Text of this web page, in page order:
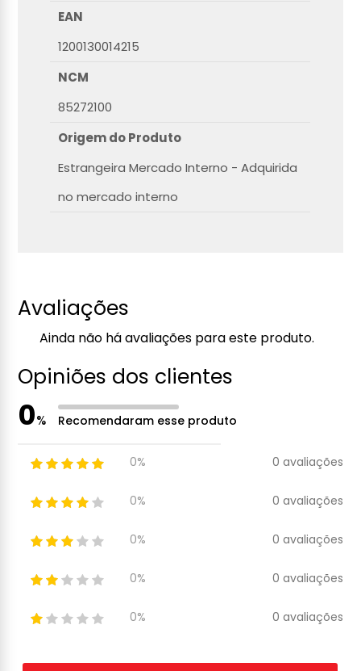
EAN
1200130014215
NCM
85272100
Origem do Produto
Estrangeira Mercado Interno - Adquirida
no mercado interno
Avaliações
Ainda não há avaliações para este produto.
Opiniões dos clientes
0% Recomendaram esse produto
0% 0 avaliações
0% 0 avaliações
0% 0 avaliações
0% 0 avaliações
0% 0 avaliações